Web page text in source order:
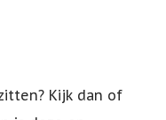
Kijk dan of